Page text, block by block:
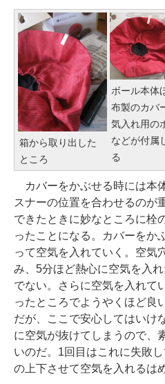
箱から取り出した
ところ
ボール本体
布製のカバ
気入れ用の
などが付属
る
カバーをかぶせる時には本
スナーの位置を合わせるのが
できたときに妙なところに栓
ったことになる。カバーをか
って空気を入れていく。空気
み、5分ほど熱心に空気を入
でない。さらに空気を入れて
ったところでようやくほど良
だが、ここで安心してはいけ
に空気が抜けてしまうので、
いのだ。1回目はこれに失敗
の上下させて空気を入れるは